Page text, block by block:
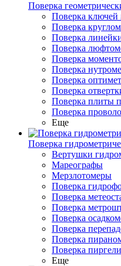
Поверка
Поверка
Поверка
Поверка
Поверка
Поверка
Поверка
Поверка
Поверка
Поверка плиты
Поверка
Еще
Поверка
Вертушки
Мареографы
Мерзлотомеры
Поверка
Поверка
Поверка
Поверка
Поверка
Поверка
Поверка
Еще